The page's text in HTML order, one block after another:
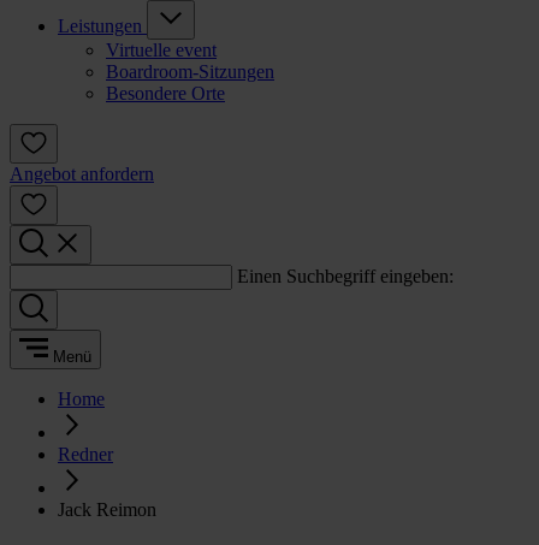
Leistungen
Virtuelle event
Boardroom-Sitzungen
Besondere Orte
Angebot anfordern
Einen Suchbegriff eingeben:
Menü
Home
Redner
Jack Reimon